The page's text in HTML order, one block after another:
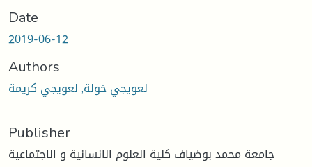
Date
2019-06-12
Authors
لعويجي خولة, لعويجي كريمة
Publisher
جامعة محمد بوضياف كلية العلوم الانسانية و الاجتماعية